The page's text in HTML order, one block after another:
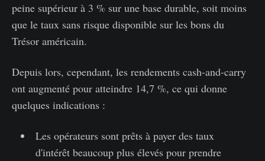
peine supérieur à 3 % sur une base durable, soit moins
que le taux sans risque disponible sur les bons du
Trésor américain.
Depuis lors, cependant, les rendements cash-and-carry
ont augmenté pour atteindre 14,7 %, ce qui donne
quelques indications :
Les opérateurs sont prêts à payer des taux
d'intérêt beaucoup plus élevés pour prendre